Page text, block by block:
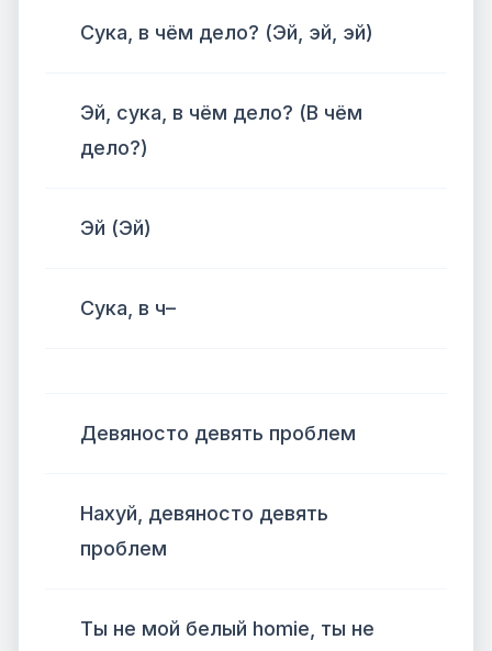
Сука, в чём дело? (Эй, эй, эй)
Эй, сука, в чём дело? (В чём
дело?)
Эй (Эй)
Сука, в ч–
Девяносто девять проблем
Нахуй, девяносто девять
проблем
Ты не мой белый homie, ты не